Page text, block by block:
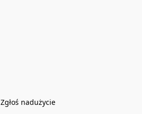
Zgłoś nadużycie